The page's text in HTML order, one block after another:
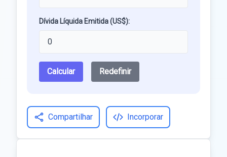
Dívida Líquida Emitida (US$):
Calcular Redefinir
Compartilhar Incorporar